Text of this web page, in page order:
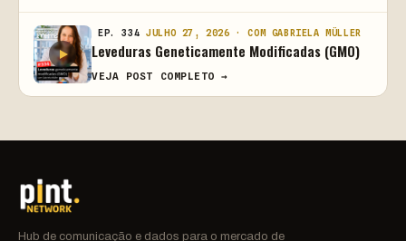
EP. 334 JULHO 27, 2026 · COM GABRIELA MÜLLER
Leveduras Geneticamente Modificadas (GMO)
VEJA POST COMPLETO →
Hub de comunicação e dados para o mercado de